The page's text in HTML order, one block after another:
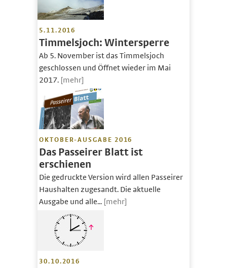
5.11.2016
Timmelsjoch: Wintersperre
Ab 5. November ist das Timmelsjoch
geschlossen und Öffnet wieder im Mai
2017. [mehr]
OKTOBER-AUSGABE 2016
Das Passeirer Blatt ist
erschienen
Die gedruckte Version wird allen Passeirer
Haushalten zugesandt. Die aktuelle
Ausgabe und alle... [mehr]
30.10.2016